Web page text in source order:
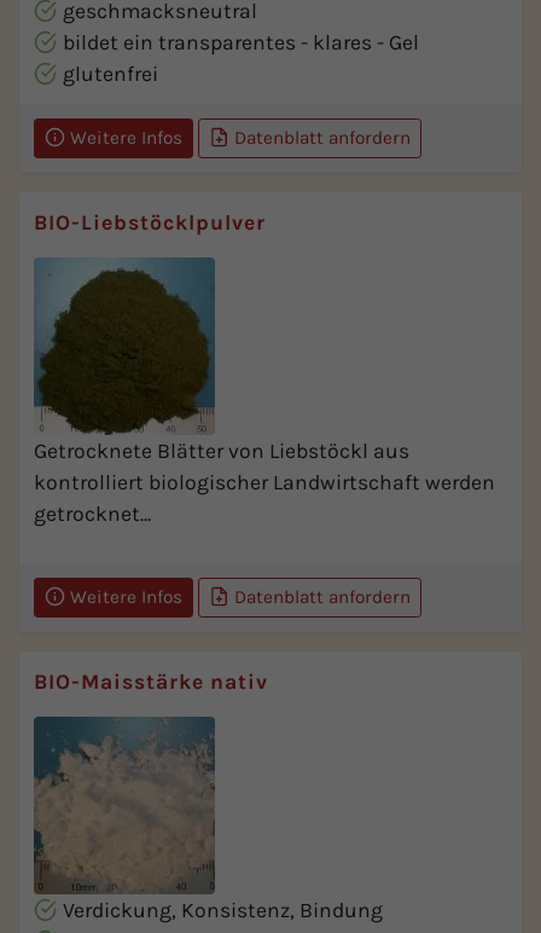
geschmacksneutral
bildet ein transparentes - klares - Gel
glutenfrei
Weitere Infos Datenblatt anfordern
BIO-Liebstöcklpulver
Getrocknete Blätter von Liebstöckl aus
kontrolliert biologischer Landwirtschaft werden
getrocknet...
Weitere Infos Datenblatt anfordern
BIO-Maisstärke nativ
Verdickung, Konsistenz, Bindung